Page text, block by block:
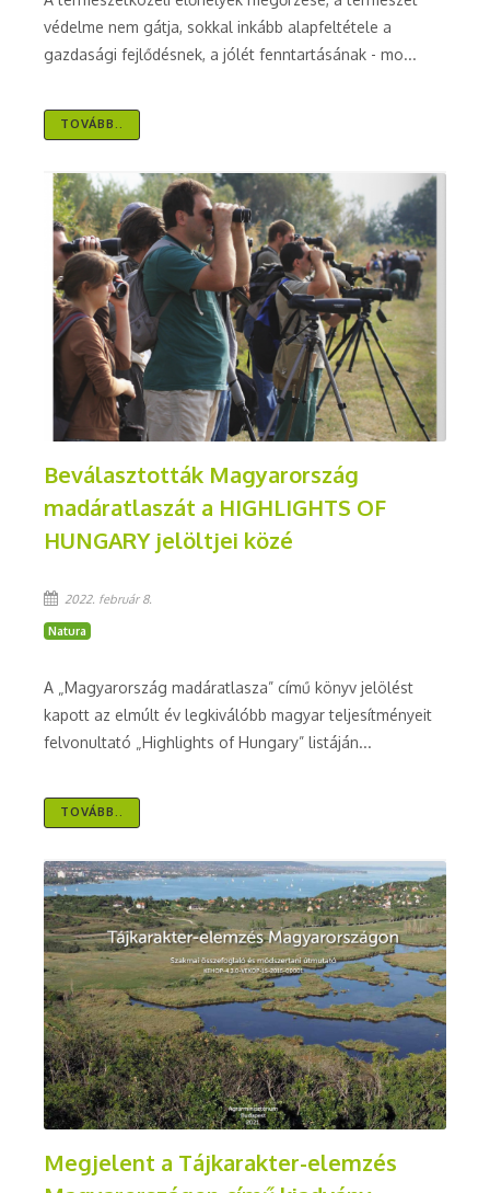
védelme nem gátja, sokkal inkább alapfeltétele a
gazdasági fejlődésnek, a jólét fenntartásának - mo...
TOVÁBB..
Beválasztották Magyarország
madáratlaszát a HIGHLIGHTS OF
HUNGARY jelöltjei közé
2022. február 8.
Natura
A „Magyarország madáratlasza” című könyv jelölést
kapott az elmúlt év legkiválóbb magyar teljesítményeit
felvonultató „Highlights of Hungary” listáján...
TOVÁBB..
Megjelent a Tájkarakter-elemzés